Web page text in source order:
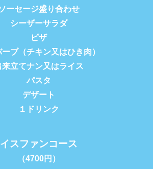
ーセージ盛り合わせ
シーザーサラダ
ピザ
ブ（チキン又はひき肉）
来立てナン又はライス
パスタ
デザート
１ドリンク
イスファンコース
（4700円）